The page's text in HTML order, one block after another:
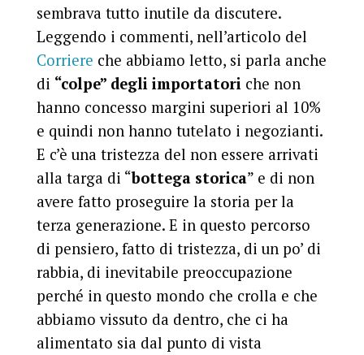
sembrava tutto inutile da discutere.
Leggendo i commenti, nell’articolo del
Corriere che abbiamo letto, si parla anche
di “colpe” degli importatori che non
hanno concesso margini superiori al 10%
e quindi non hanno tutelato i negozianti.
E c’è una tristezza del non essere arrivati
alla targa di “bottega storica” e di non
avere fatto proseguire la storia per la
terza generazione. E in questo percorso
di pensiero, fatto di tristezza, di un po’ di
rabbia, di inevitabile preoccupazione
perché in questo mondo che crolla e che
abbiamo vissuto da dentro, che ci ha
alimentato sia dal punto di vista